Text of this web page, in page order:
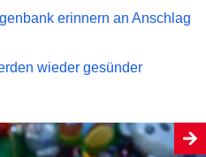
erinnern an Anschlag
wieder gesünder